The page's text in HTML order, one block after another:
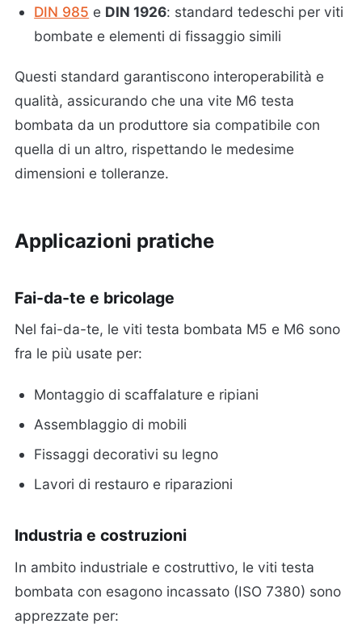
DIN 985 e DIN 1926: standard tedeschi per viti
bombate e elementi di fissaggio simili
Questi standard garantiscono interoperabilità e
qualità, assicurando che una vite M6 testa
bombata da un produttore sia compatibile con
quella di un altro, rispettando le medesime
dimensioni e tolleranze.
Applicazioni pratiche
Fai-da-te e bricolage
Nel fai-da-te, le viti testa bombata M5 e M6 sono
fra le più usate per:
Montaggio di scaffalature e ripiani
Assemblaggio di mobili
Fissaggi decorativi su legno
Lavori di restauro e riparazioni
Industria e costruzioni
In ambito industriale e costruttivo, le viti testa
bombata con esagono incassato (ISO 7380) sono
apprezzate per: